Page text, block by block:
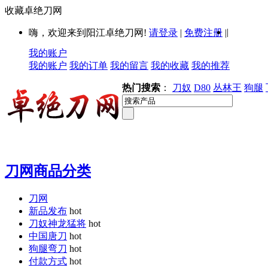
收藏卓绝刀网
嗨，欢迎来到阳江卓绝刀网! 请登录 | 免费注册 ||
我的账户
我的账户 我的订单 我的留言 我的收藏 我的推荐
热门搜索 ： 刀奴 D80 丛林王 狗腿
刀网商品分类
刀网
新品发布 hot
刀奴神龙猛将 hot
中国唐刀 hot
狗腿弯刀 hot
付款方式 hot